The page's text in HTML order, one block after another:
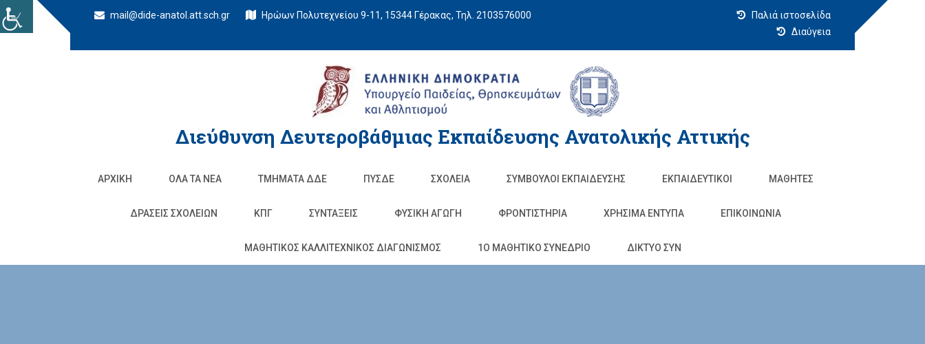
mail@dide-anatol.att.sch.gr Ηρώων Πολυτεχνείου 9-11, 15344 Γέρακας, Τηλ. 2103576000
Παλιά ιστοσελίδα
Διαύγεια
Διεύθυνση Δευτεροβάθμιας Εκπαίδευσης Ανατολικής Αττικής
ΑΡΧΙΚΉ ΌΛΑ ΤΑ ΝΈΑ ΤΜΉΜΑΤΑ ΔΔΕ ΠΥΣΔΕ ΣΧΟΛΕΊΑ ΣΥΜΒΟΥΛΟΙ ΕΚΠΑΙΔΕΥΣΗΣ ΕΚΠΑΙΔΕΥΤΙΚΟΊ ΜΑΘΗΤΈΣ
ΔΡΆΣΕΙΣ ΣΧΟΛΕΊΩΝ ΚΠΓ ΣΥΝΤΑΞΕΙΣ ΦΥΣΙΚΉ ΑΓΩΓΉ ΦΡΟΝΤΙΣΤΉΡΙΑ ΧΡΗΣΙΜΑ ΕΝΤΥΠΑ ΕΠΙΚΟΙΝΩΝΊΑ
ΜΑΘΗΤΙΚΟΣ ΚΑΛΛΙΤΕΧΝΙΚΟΣ ΔΙΑΓΩΝΙΣΜΟΣ 1O ΜΑΘΗΤΙΚΟ ΣΥΝΕΔΡΙΟ ΔΙΚΤΥΟ ΣΥΝ